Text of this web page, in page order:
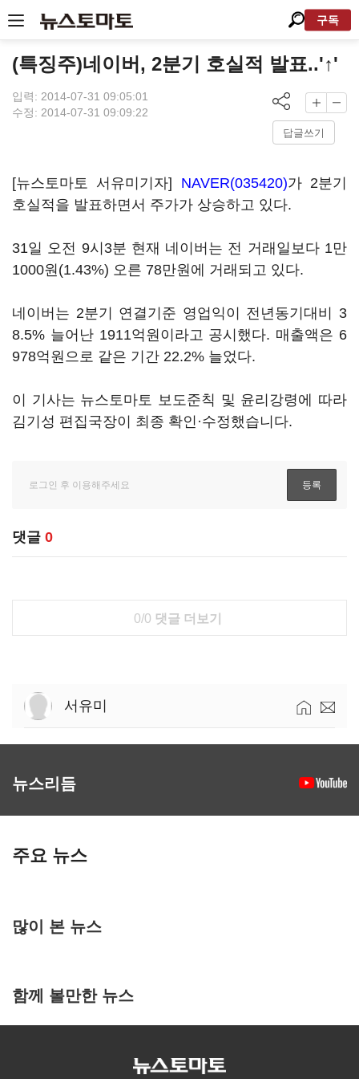
구독
(특징주)네이버, 2분기 호실적 발표..'↑'
입력: 2014-07-31 09:05:01
수정: 2014-07-31 09:09:22
답글쓰기
[뉴스토마토 서유미기자] NAVER(035420)가 2분기
호실적을 발표하면서 주가가 상승하고 있다.
31일 오전 9시3분 현재 네이버는 전 거래일보다 1만
1000원(1.43%) 오른 78만원에 거래되고 있다.
네이버는 2분기 연결기준 영업익이 전년동기대비 3
8.5% 늘어난 1911억원이라고 공시했다. 매출액은 6
978억원으로 같은 기간 22.2% 늘었다.
이 기사는 뉴스토마토 보도준칙 및 윤리강령에 따라
김기성 편집국장이 최종 확인·수정했습니다.
댓글 0
0/0 댓글 더보기
서유미
뉴스리듬
주요 뉴스
많이 본 뉴스
함께 볼만한 뉴스